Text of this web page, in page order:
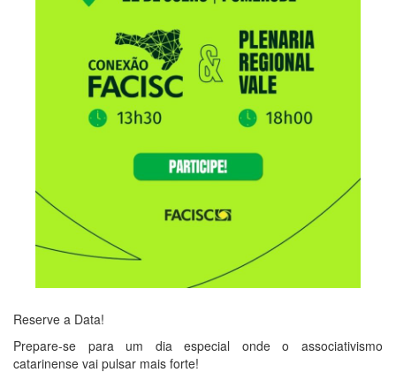
Reserve a Data!
Prepare-se para um dia especial onde o associativismo
catarinense vai pulsar mais forte!